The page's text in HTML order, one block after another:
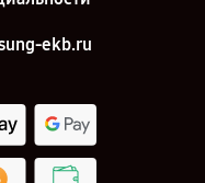
ekb.ru